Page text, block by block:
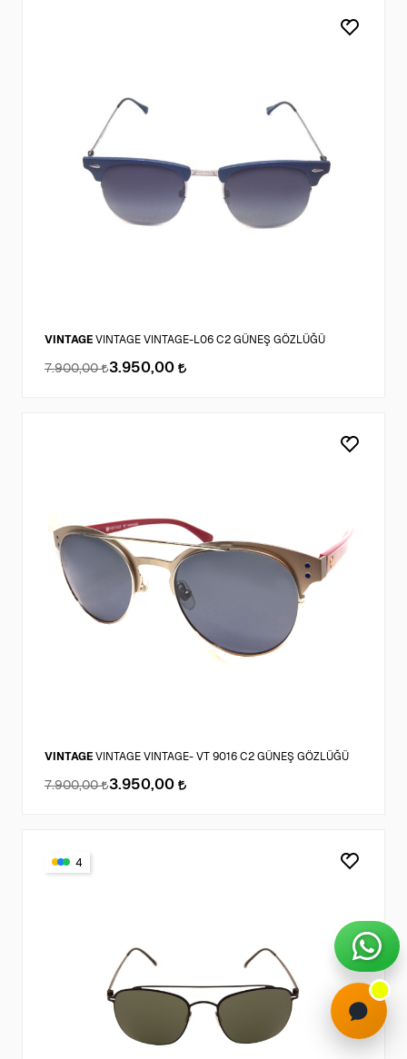
VINTAGE VINTAGE VINTAGE-L06 C2 GÜNEŞ GÖZLÜĞÜ
7.900,00 3.950,00
VINTAGE VINTAGE VINTAGE- VT 9016 C2 GÜNEŞ GÖZLÜĞÜ
7.900,00 3.950,00
4